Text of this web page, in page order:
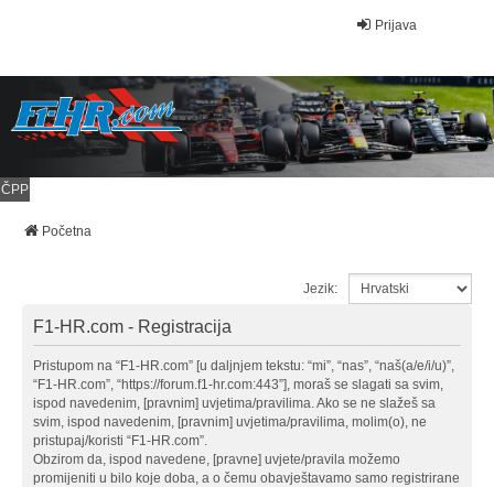
Prijava
ČPP
Početna
Jezik:
F1-HR.com - Registracija
Pristupom na “F1-HR.com” [u daljnjem tekstu: “mi”, “nas”, “naš(a/e/i/u)”,
“F1-HR.com”, “https://forum.f1-hr.com:443”], moraš se slagati sa svim,
ispod navedenim, [pravnim] uvjetima/pravilima. Ako se ne slažeš sa
svim, ispod navedenim, [pravnim] uvjetima/pravilima, molim(o), ne
pristupaj/koristi “F1-HR.com”.
Obzirom da, ispod navedene, [pravne] uvjete/pravila možemo
promijeniti u bilo koje doba, a o čemu obavještavamo samo registrirane